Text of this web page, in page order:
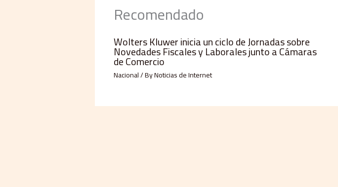
Recomendado
Wolters Kluwer inicia un ciclo de Jornadas sobre
Novedades Fiscales y Laborales junto a Cámaras
de Comercio
Nacional/ ByNoticias de Internet